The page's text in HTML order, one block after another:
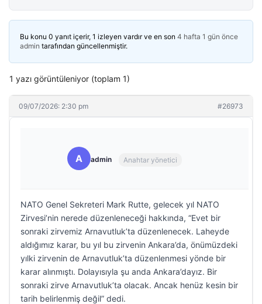
Bu konu 0 yanıt içerir, 1 izleyen vardır ve en son 4 hafta 1 gün önce
admin tarafından güncellenmiştir.
1 yazı görüntüleniyor (toplam 1)
09/07/2026: 2:30 pm #26973
A admin Anahtar yönetici
NATO Genel Sekreteri Mark Rutte, gelecek yıl NATO
Zirvesi’nin nerede düzenleneceği hakkında, “Evet bir
sonraki zirvemiz Arnavutluk’ta düzenlenecek. Laheyde
aldığımız karar, bu yıl bu zirvenin Ankara’da, önümüzdeki
yılki zirvenin de Arnavutluk’ta düzenlenmesi yönde bir
karar alınmıştı. Dolayısıyla şu anda Ankara’dayız. Bir
sonraki zirve Arnavutluk’ta olacak. Ancak henüz kesin bir
tarih belirlenmiş değil” dedi.